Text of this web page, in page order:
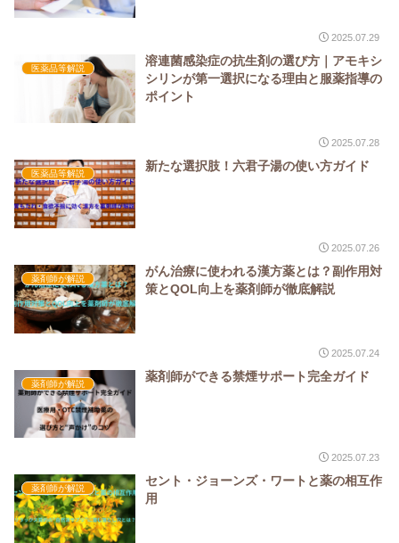
2025.07.29
医薬品等解説
溶連菌感染症の抗生剤の選び方｜アモキシ
シリンが第一選択になる理由と服薬指導の
ポイント
2025.07.28
医薬品等解説
新たな選択肢！六君子湯の使い方ガイド
2025.07.26
薬剤師が解説
がん治療に使われる漢方薬とは？副作用対
策とQOL向上を薬剤師が徹底解説
2025.07.24
薬剤師が解説
薬剤師ができる禁煙サポート完全ガイド
2025.07.23
薬剤師が解説
セント・ジョーンズ・ワートと薬の相互作
用